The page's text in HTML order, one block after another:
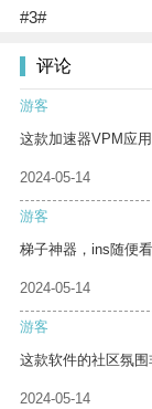
#3#
评论
游客
这款加速器VPM应
2024-05-14
游客
梯子神器，ins随便
2024-05-14
游客
这款软件的社区氛围
2024-05-14